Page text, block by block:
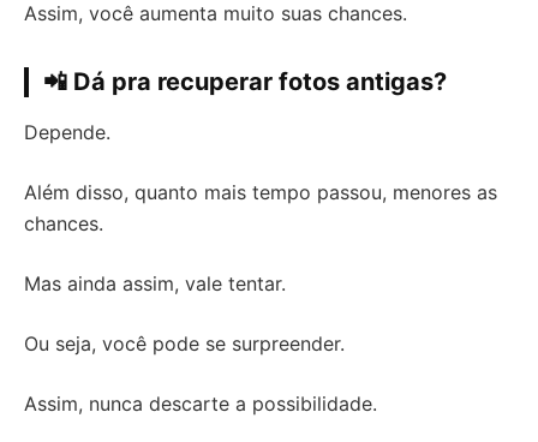
Assim, você aumenta muito suas chances.
📲 Dá pra recuperar fotos antigas?
Depende.
Além disso, quanto mais tempo passou, menores as
chances.
Mas ainda assim, vale tentar.
Ou seja, você pode se surpreender.
Assim, nunca descarte a possibilidade.